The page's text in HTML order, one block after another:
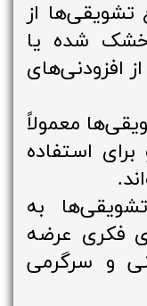
تشویقی‌ها از
شده یا
افزودنی‌های
معمولاً
استفاده
به
فکری عرضه
و سرگرمی